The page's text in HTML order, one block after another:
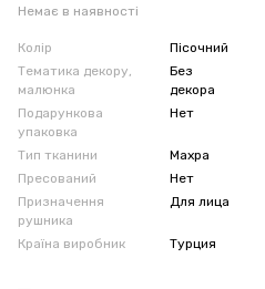
Немає в наявності
Колір
Пісочний
Тематика декору,
малюнка
Без
декора
Подарункова
упаковка
Нет
Тип тканини
Махра
Пресований
Нет
Призначення
рушника
Для лица
Країна виробник Турция